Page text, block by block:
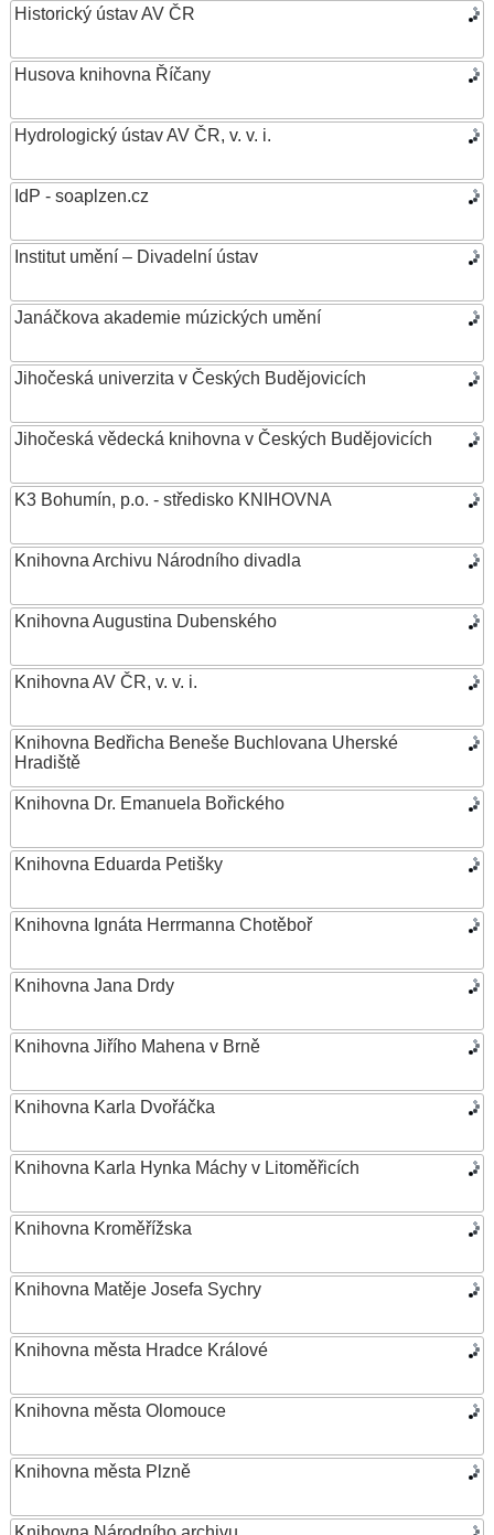
Historický ústav AV ČR
Husova knihovna Říčany
Hydrologický ústav AV ČR, v. v. i.
IdP - soaplzen.cz
Institut umění – Divadelní ústav
Janáčkova akademie múzických umění
Jihočeská univerzita v Českých Budějovicích
Jihočeská vědecká knihovna v Českých Budějovicích
K3 Bohumín, p.o. - středisko KNIHOVNA
Knihovna Archivu Národního divadla
Knihovna Augustina Dubenského
Knihovna AV ČR, v. v. i.
Knihovna Bedřicha Beneše Buchlovana Uherské
Hradiště
Knihovna Dr. Emanuela Bořického
Knihovna Eduarda Petišky
Knihovna Ignáta Herrmanna Chotěboř
Knihovna Jana Drdy
Knihovna Jiřího Mahena v Brně
Knihovna Karla Dvořáčka
Knihovna Karla Hynka Máchy v Litoměřicích
Knihovna Kroměřížska
Knihovna Matěje Josefa Sychry
Knihovna města Hradce Králové
Knihovna města Olomouce
Knihovna města Plzně